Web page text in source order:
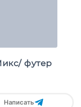
футер
Написать